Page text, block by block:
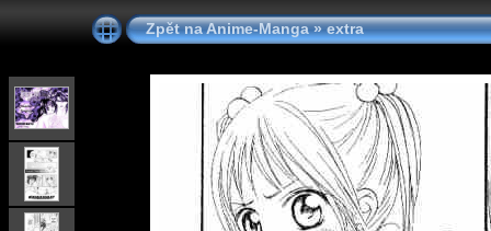
Zpět na Anime-Manga»extra